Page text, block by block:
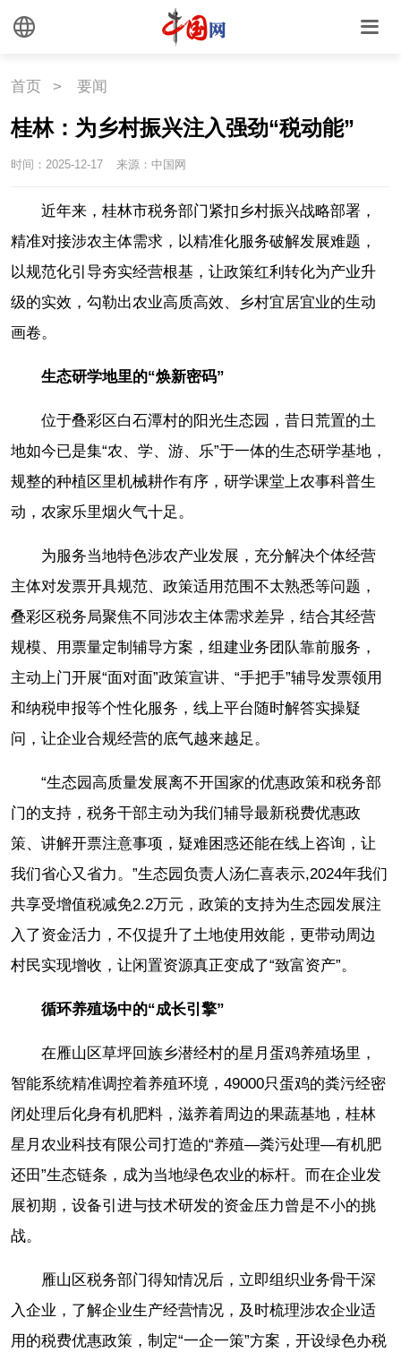
首页 > 要闻
桂林：为乡村振兴注入强劲“税动能”
时间：2025-12-17 来源：中国网
近年来，桂林市税务部门紧扣乡村振兴战略部署，
精准对接涉农主体需求，以精准化服务破解发展难题，
以规范化引导夯实经营根基，让政策红利转化为产业升
级的实效，勾勒出农业高质高效、乡村宜居宜业的生动
画卷。
生态研学地里的“焕新密码”
位于叠彩区白石潭村的阳光生态园，昔日荒置的土
地如今已是集“农、学、游、乐”于一体的生态研学基地，
规整的种植区里机械耕作有序，研学课堂上农事科普生
动，农家乐里烟火气十足。
为服务当地特色涉农产业发展，充分解决个体经营
主体对发票开具规范、政策适用范围不太熟悉等问题，
叠彩区税务局聚焦不同涉农主体需求差异，结合其经营
规模、用票量定制辅导方案，组建业务团队靠前服务，
主动上门开展“面对面”政策宣讲、“手把手”辅导发票领用
和纳税申报等个性化服务，线上平台随时解答实操疑
问，让企业合规经营的底气越来越足。
“生态园高质量发展离不开国家的优惠政策和税务部
门的支持，税务干部主动为我们辅导最新税费优惠政
策、讲解开票注意事项，疑难困惑还能在线上咨询，让
我们省心又省力。”生态园负责人汤仁喜表示,2024年我们
共享受增值税减免2.2万元，政策的支持为生态园发展注
入了资金活力，不仅提升了土地使用效能，更带动周边
村民实现增收，让闲置资源真正变成了“致富资产”。
循环养殖场中的“成长引擎”
在雁山区草坪回族乡潜经村的星月蛋鸡养殖场里，
智能系统精准调控着养殖环境，49000只蛋鸡的粪污经密
闭处理后化身有机肥料，滋养着周边的果蔬基地，桂林
星月农业科技有限公司打造的“养殖—粪污处理—有机肥
还田”生态链条，成为当地绿色农业的标杆。而在企业发
展初期，设备引进与技术研发的资金压力曾是不小的挑
战。
雁山区税务部门得知情况后，立即组织业务骨干深
入企业，了解企业生产经营情况，及时梳理涉农企业适
用的税费优惠政策，制定“一企一策”方案，开设绿色办税